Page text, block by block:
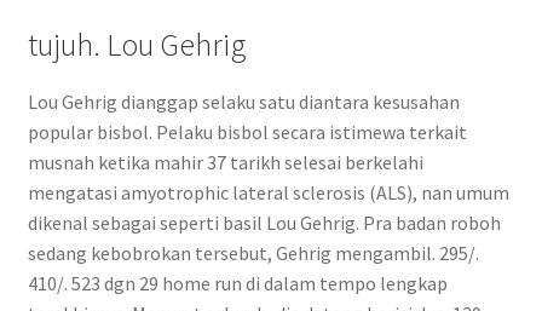
tujuh. Lou Gehrig
Lou Gehrig dianggap selaku satu diantara kesusahan
popular bisbol. Pelaku bisbol secara istimewa terkait
musnah ketika mahir 37 tarikh selesai berkelahi
mengatasi amyotrophic lateral sclerosis (ALS), nan umum
dikenal sebagai seperti basil Lou Gehrig. Pra badan roboh
sedang kebobrokan tersebut, Gehrig mengambil. 295/.
410/. 523 dgn 29 home run di dalam tempo lengkap